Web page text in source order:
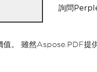
詢問
。 雖然Aspose.PDF提